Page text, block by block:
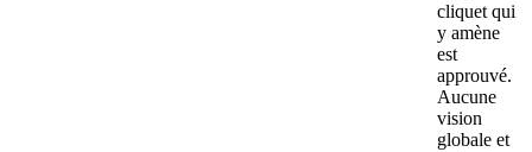
cliquet qui
y amène
est
approuvé.
Aucune
vision
globale et